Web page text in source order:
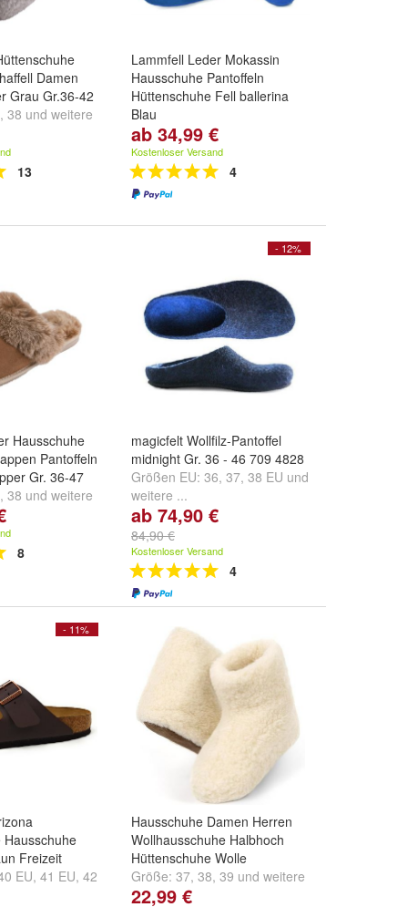
Damen
Grau Gr.36-42
, 38 und weitere
13
Lammfell Leder Mokassin
Hausschuhe Pantoffeln
Hüttenschuhe Fell ballerina
Blau
Größe:36,37,
...
ab 34,99 €
Kostenloser Versand
4
Hausschuhe
Pantoffeln
Gr. 36-47
, 38 und weitere
8
- 12%
magicfelt Wollfilz-Pantoffel
midnight Gr. 36 - 46 709 4828
Größen EU: 36, 37, 38 EU und
weitere ...
ab 74,90 €
84,90 €
Kostenloser Versand
4
- 11%
Hausschuhe
Freizeit
EU, 41 EU, 42
...
Hausschuhe Damen Herren
Wollhausschuhe Halbhoch
Hüttenschuhe Wolle
Größe: 37, 38, 39 und weitere
...
22,99 €